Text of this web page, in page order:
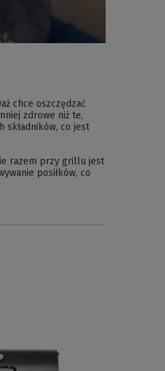
chce oszczędzać
zdrowe niż te,
składników, co jest
razem przy grillu jest
posiłków, co